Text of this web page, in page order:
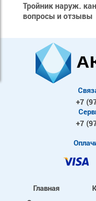
Тройник наруж.
вопросы и отзывы
+7
+7
Главная